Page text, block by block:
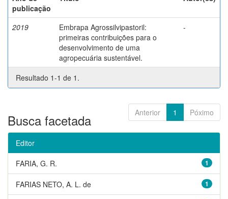
publicação
2019
Embrapa Agrossilvipastoril:
primeiras contribuições para o
desenvolvimento de uma
agropecuária sustentável.
-
Resultado 1-1 de 1.
Anterior 1 Póximo
Busca facetada
Editor
1
FARIA, G. R.
1
FARIAS NETO, A. L. de